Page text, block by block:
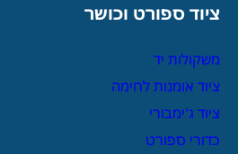
ציוד ספורט וכושר
משקולות יד
ציוד אומנות לחימה
ציוד ג'ימבורי
כדורי ספורט